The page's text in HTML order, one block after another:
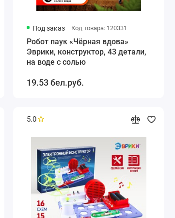
Под заказ Код товара: 120331
Робот паук «Чёрная вдова»
Эврики, конструктор, 43 детали,
на воде с солью
19.53 бел.руб.
5.0